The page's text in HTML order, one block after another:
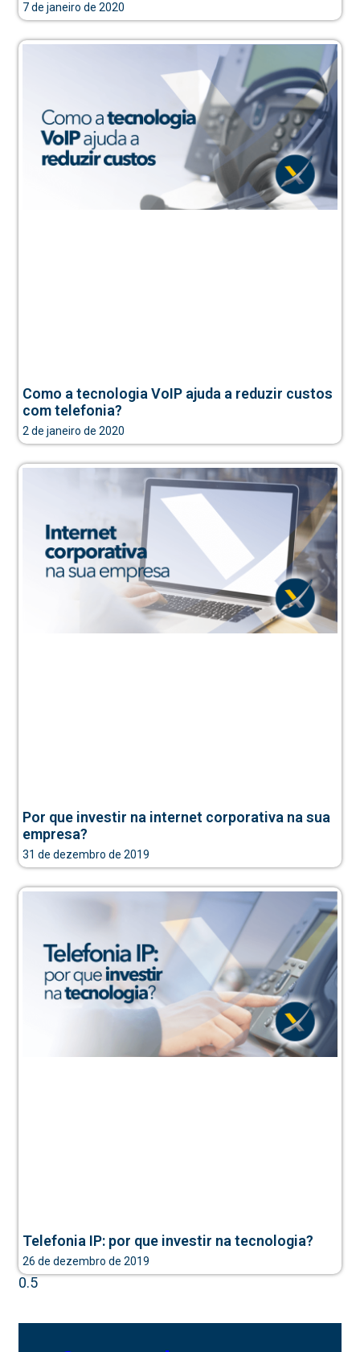
7 de janeiro de 2020
Como a tecnologia VoIP ajuda a reduzir custos
com telefonia?
2 de janeiro de 2020
Por que investir na internet corporativa na sua
empresa?
31 de dezembro de 2019
Telefonia IP: por que investir na tecnologia?
26 de dezembro de 2019